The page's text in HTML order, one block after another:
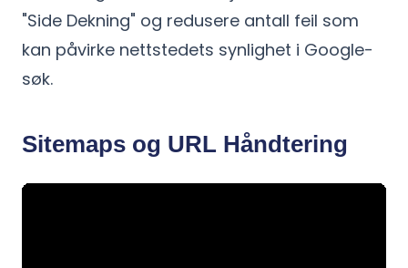
"Side Dekning" og redusere antall feil som
kan påvirke nettstedets synlighet i Google-
søk.
Sitemaps og URL Håndtering